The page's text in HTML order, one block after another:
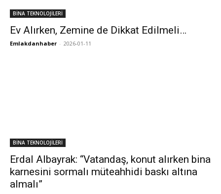
BİNA TEKNOLOJİLERİ
Ev Alırken, Zemine de Dikkat Edilmeli…
Emlakdanhaber - 2026-01-11
BİNA TEKNOLOJİLERİ
Erdal Albayrak: “Vatandaş, konut alırken bina
karnesini sormalı müteahhidi baskı altına
almalı”